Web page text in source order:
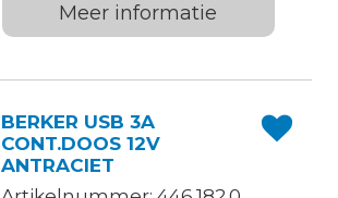
Meer informatie
BERKER USB 3A
CONT.DOOS 12V
ANTRACIET